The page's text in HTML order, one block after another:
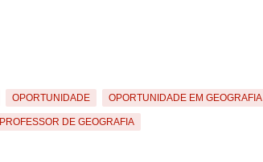
OPORTUNIDADE OPORTUNIDADE EM GEOGRAFIA
PROFESSOR DE GEOGRAFIA